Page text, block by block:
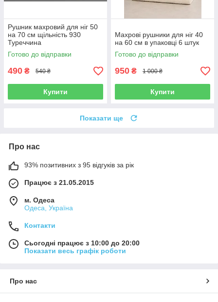
Рушник махровий для ніг 50
на 70 см щільність 930
Туреччина
Готово до відправки
490 ₴ 540 ₴
Купити
Махрові рушники для ніг 40
на 60 см в упаковці 6 штук
Готово до відправки
950 ₴ 1 000 ₴
Купити
Показати ще
Про нас
93% позитивних з 95 відгуків за рік
Працює з 21.05.2015
м. Одеса
Одеса, Україна
Контакти
Сьогодні працює з 10:00 до 20:00
Показати весь графік роботи
Про нас